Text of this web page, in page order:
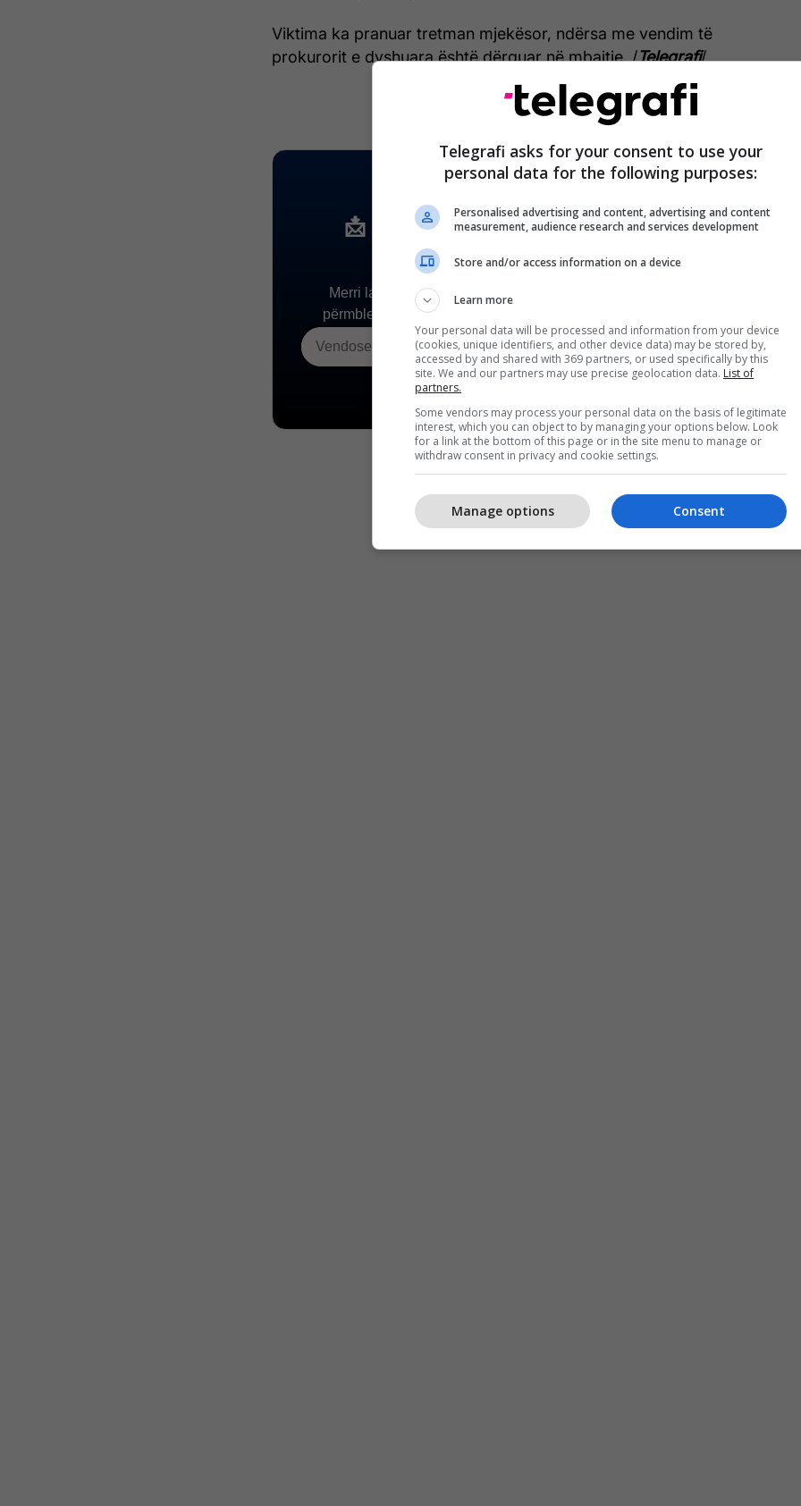
Viktima ka pranuar tretman mjekësor, ndërsa me vendim të
prokurorit e dyshuara është dërguar në mbajtje. /Telegrafi/
Telegrafi asks for your consent to use your
personal data for the following purposes:
Personalised advertising and content, advertising and content
measurement, audience research and services development
Store and/or access information on a device
Learn more
Your personal data will be processed and information from your device
(cookies, unique identifiers, and other device data) may be stored by,
accessed by and shared with 369 partners, or used specifically by this
site. We and our partners may use precise geolocation data. List of
partners.
Some vendors may process your personal data on the basis of legitimate
interest, which you can object to by managing your options below. Look
for a link at the bottom of this page or in the site menu to manage or
withdraw consent in privacy and cookie settings.
Consent
Manage options